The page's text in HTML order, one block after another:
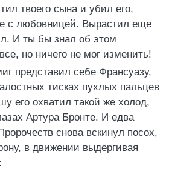
твоего сына и убил его,
с любовницей. Вырастил еще
И ты бы знал об этом
но ничего не мог изменить!
представил себе Франсуазу,
тисках пухлых пальцев
его охватил такой же холод,
Артура Бронте. И едва
снова вскинул посох,
в движении выдергивая